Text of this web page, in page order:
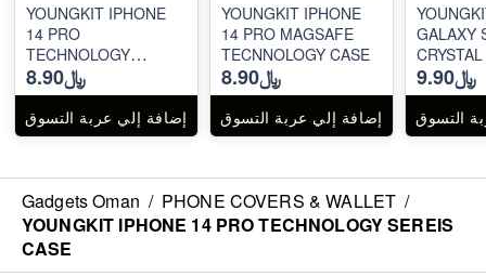
YOUNGKIT IPHONE
14 PRO
TECHNOLOGY
SEREIS CASE
﷼8.90
إضافة إلي عربة التسوق
YOUNGKIT IPHONE
14 PRO MAGSAFE
TECNNOLOGY CASE
﷼8.90
إضافة إلي عربة التسوق
GALAXY
﷼9.90
التسوق
Gadgets Oman / PHONE COVERS & WALLET /
YOUNGKIT IPHONE 14 PRO TECHNOLOGY SEREIS
CASE